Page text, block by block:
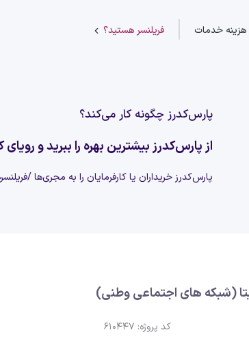
هزینه خدمات فریلنسر هستید؟
پارس‌کدرز چگونه کار می‌کند؟
از پارس‌کدرز بیشترین بهره را ببرید و
پارس‌کدرز خریداران یا کارفرمایان را به مجری‌ها /
(شبکه های اجتماعی وطنی)
کد پروژه: 610447